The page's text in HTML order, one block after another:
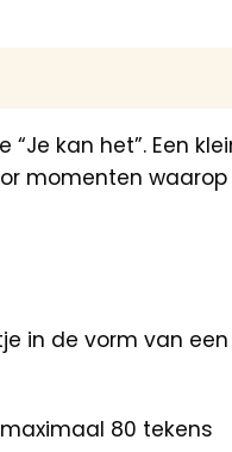
kan het”. Een
momenten
in de vorm van
80 tekens